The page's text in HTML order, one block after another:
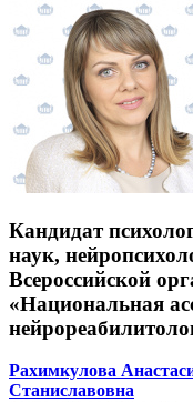
Кандидат
наук,
Всероссийской
«Национальная
Рахимкулова
Станиславовна